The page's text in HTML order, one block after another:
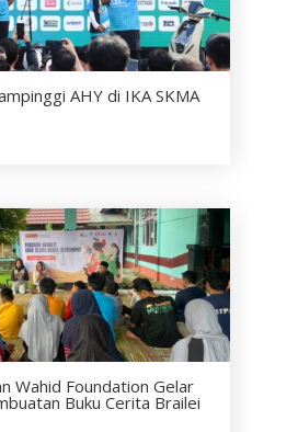
AHY di IKA SKMA
Wahid Foundation Gelar
Buku Cerita Brailei